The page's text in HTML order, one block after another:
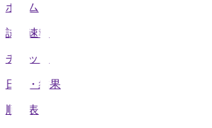
ホーム
試合速報
チケット
日程・結果
順位表